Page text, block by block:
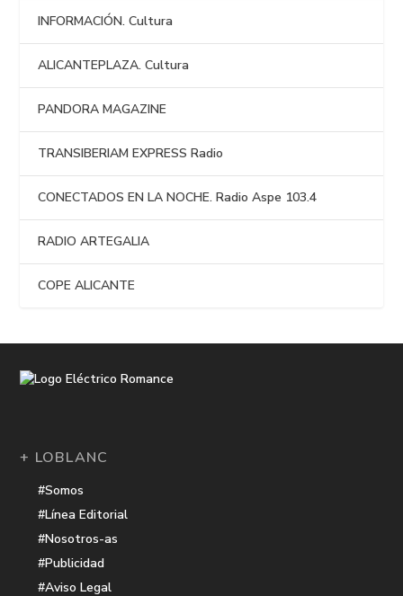
INFORMACIÓN. Cultura
ALICANTEPLAZA. Cultura
PANDORA MAGAZINE
TRANSIBERIAM EXPRESS Radio
CONECTADOS EN LA NOCHE. Radio Aspe 103.4
RADIO ARTEGALIA
COPE ALICANTE
+ LOBLANC
#Somos
#Línea Editorial
#Nosotros-as
#Publicidad
#Aviso Legal